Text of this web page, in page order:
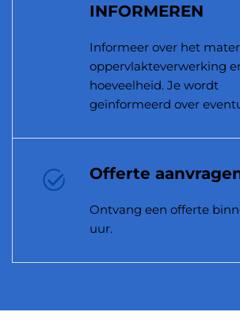
INFORMEREN
Informeer over het
oppervlakteverwerking
hoeveelheid. Je wordt
geïnformeerd over
Offerte
Ontvang een offerte
uur.